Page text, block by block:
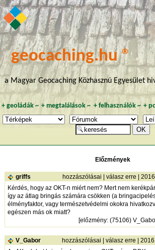
geocaching.hu ®
a Magyar Geocaching Közhasznú Egyesület
+geoládák~ +megtalálások ~ + felhasználók~ +
Előzmények
griffs hozzászólásai válasz erre |
Kérdés, hogy az OKT-n miért nem? Mert nem
így az átlag bringás számára csökken (a
élményfaktor, vagy természetvédelmi okokra
egészen más ok miatt?
[előzmény: (75106)
V_Gabor hozzászólásai válasz erre |